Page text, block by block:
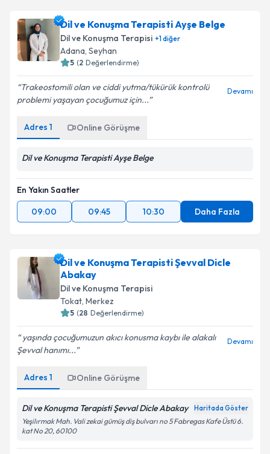
Dil ve Konuşma Terapisti Ayşe Belge
Dil ve Konuşma Terapisi +1diğer
Adana, Seyhan
5 (2 Değerlendirme)
Trakeostomili olan ve ciddi yutma/tükürük kontrolü
problemi yaşayan çocuğumuz için...
Devamı
Adres 1 Online Görüşme
Dil ve Konuşma Terapisti Ayşe Belge
En Yakın Saatler
09:00
09:45 10:30 Daha Fazla
Dil ve Konuşma Terapisti Şevval Dicle
Abakay
Dil ve Konuşma Terapisi
Tokat, Merkez
5 (28 Değerlendirme)
yaşında çocuğumuzun akıcı konusma kaybı ile alakalı
Şevval hanımı...
Devamı
Adres 1 Online Görüşme
Dil ve Konuşma Terapisti Şevval Dicle Abakay Haritada Göster
Yeşilırmak Mah. Vali zekai gümüş diş bulvarı no 5 Fabregas Kafe Üstü 6.
kat No 20, 60100